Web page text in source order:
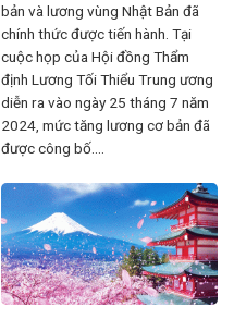
bản và lương vùng Nhật Bản đã
chính thức được tiến hành. Tại
cuộc họp của Hội đồng Thẩm
định Lương Tối Thiểu Trung ương
diễn ra vào ngày 25 tháng 7 năm
2024, mức tăng lương cơ bản đã
được công bố....